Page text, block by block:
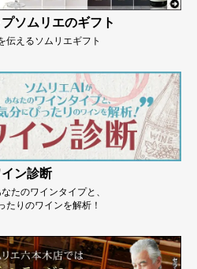
ソムリエのギフト
伝えるソムリエギフト
イン診断
たのワインタイプと、
たりのワインを解析！